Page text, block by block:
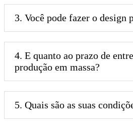
3. Você pode fazer o design
4. E quanto ao prazo de
produção em massa?
5. Quais são as suas